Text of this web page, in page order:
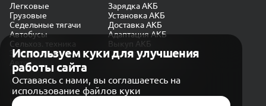
Используем куки для улучшения
работы сайта
Оставаясь с нами, вы соглашаетесь на
использование файлов куки
Легковые
Грузовые
Седельные тягачи
Автобусы
Сельхоз. техника
Экскаваторы
Автокраны
Зарядка АКБ
Установка АКБ
Доставка АКБ
Адаптация АКБ
Выкуп АКБ
Проверка генератора
Политика конфиденциальности
Обработка персональных данных
Согласие на обработку в «Яндекс.Метрика»
Карта сайта